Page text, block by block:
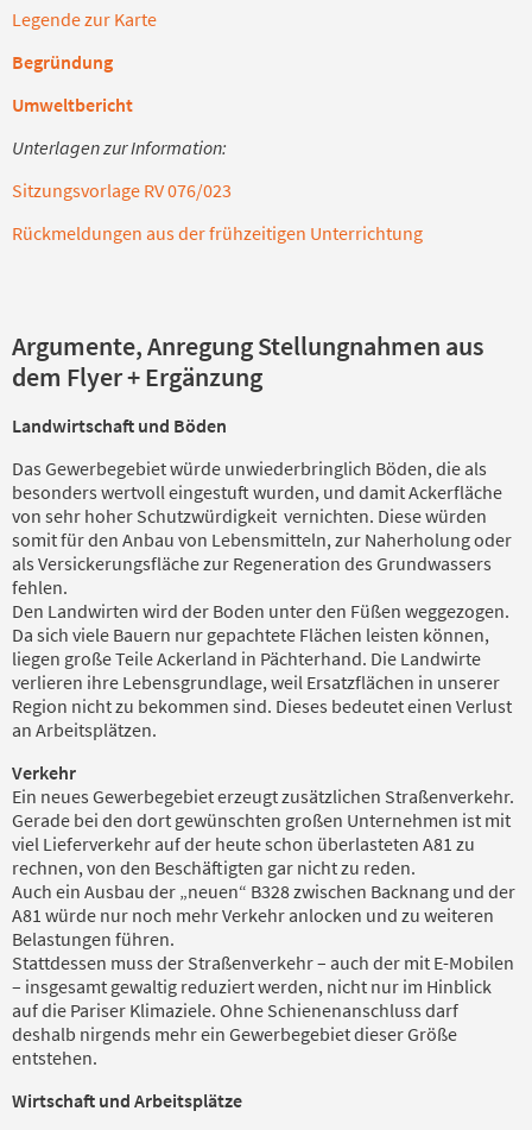
Legende zur Karte
Begründung
Umweltbericht
Unterlagen zur Information:
Sitzungsvorlage RV 076/023
Rückmeldungen aus der frühzeitigen Unterrichtung
Argumente, Anregung Stellungnahmen aus
dem Flyer + Ergänzung
Landwirtschaft und Böden
Das Gewerbegebiet würde unwiederbringlich Böden, die als
besonders wertvoll eingestuft wurden, und damit Ackerfläche
von sehr hoher Schutzwürdigkeit vernichten. Diese würden
somit für den Anbau von Lebensmitteln, zur Naherholung oder
als Versickerungsfläche zur Regeneration des Grundwassers
fehlen.
Den Landwirten wird der Boden unter den Füßen weggezogen.
Da sich viele Bauern nur gepachtete Flächen leisten können,
liegen große Teile Ackerland in Pächterhand. Die Landwirte
verlieren ihre Lebensgrundlage, weil Ersatzflächen in unserer
Region nicht zu bekommen sind. Dieses bedeutet einen Verlust
an Arbeitsplätzen.
Verkehr
Ein neues Gewerbegebiet erzeugt zusätzlichen Straßenverkehr.
Gerade bei den dort gewünschten großen Unternehmen ist mit
viel Lieferverkehr auf der heute schon überlasteten A81 zu
rechnen, von den Beschäftigten gar nicht zu reden.
Auch ein Ausbau der „neuen“ B328 zwischen Backnang und der
A81 würde nur noch mehr Verkehr anlocken und zu weiteren
Belastungen führen.
Stattdessen muss der Straßenverkehr – auch der mit E-Mobilen
– insgesamt gewaltig reduziert werden, nicht nur im Hinblick
auf die Pariser Klimaziele. Ohne Schienenanschluss darf
deshalb nirgends mehr ein Gewerbegebiet dieser Größe
entstehen.
Wirtschaft und Arbeitsplätze